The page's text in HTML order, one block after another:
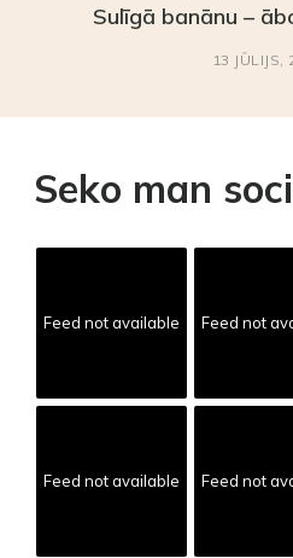
Sulīgā banānu –
13 JŪLIJS,
Seko man
Feed not available Feed not
Feed not available Feed not